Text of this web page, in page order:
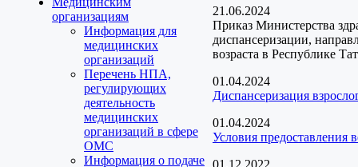
организациям
Информация для
медицинских
организаций
Перечень НПА,
регулирующих
деятельность
медицинских
организаций в сфере
ОМС
Информация о подаче
21.06.2024
Приказ Министерства
диспансеризации,
возраста в Республике
01.04.2024
Диспансеризация
01.04.2024
Условия предоставления
01.12.2022